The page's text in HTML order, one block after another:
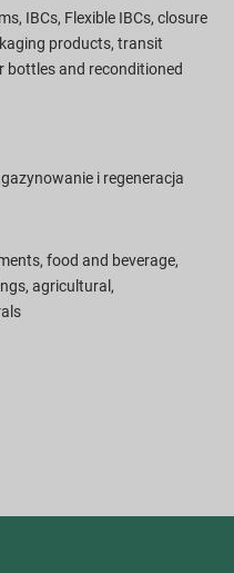
IBCs, Flexible IBCs, closure
products, transit
and reconditioned
i regeneracja
food and beverage,
agricultural,